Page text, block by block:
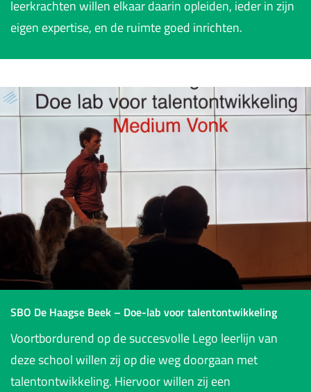
leerkrachten willen elkaar daarin opleiden, ieder in zijn
eigen expertise, en de ruimte goed inrichten.
SBO De Haagse Beek – Doe-lab voor talentontwikkeling
Voortbordurend op de succesvolle Lego leerlijn van
deze school willen zij op die weg doorgaan met
talentontwikkeling. Hiervoor willen zij een